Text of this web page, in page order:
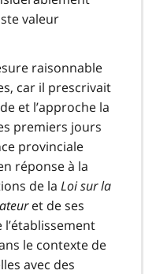
valeur
raisonnable
car il prescrivait
et l’approche la
premiers jours
provinciale
réponse à la
de la Loi sur la
et de ses
le contexte de
avec des